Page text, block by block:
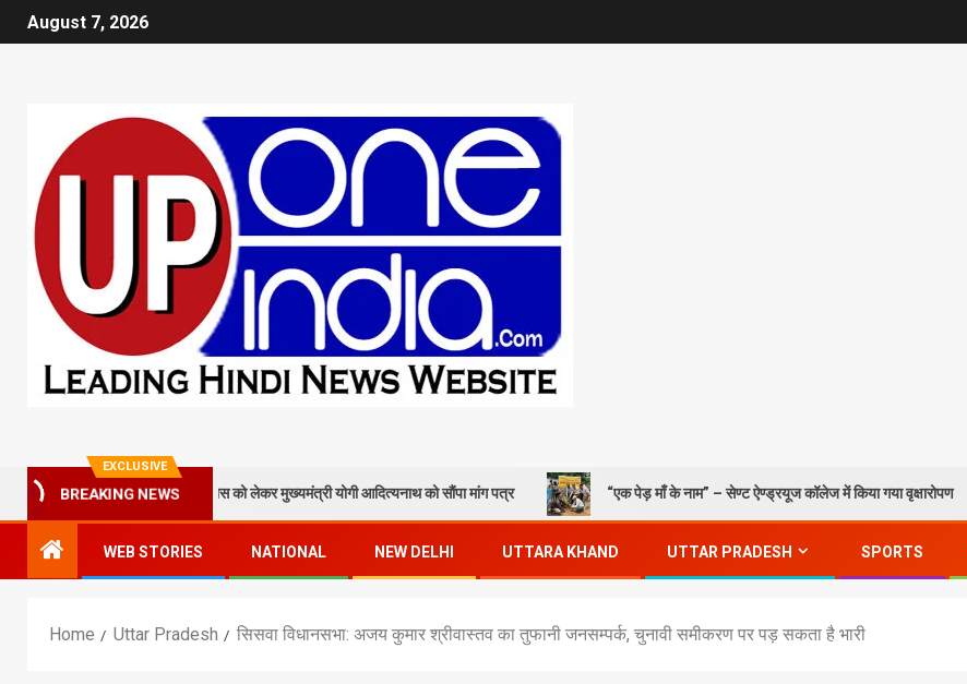
August 7, 2026
EXCLUSIVE
BREAKING NEWS
पाठक ने टेकुआटार के विकास को लेकर मुख्यमंत्री योगी आदित्यनाथ को सौंपा मांग पत्र “एक पेड़ माँ के नाम” – सेण्ट ऐण्ड्रयूज कॉलेज में किया गया वृक्षारोपण
WEB STORIES NATIONAL NEW DELHI UTTARA KHAND UTTAR PRADESH SPORTS
Home Uttar Pradesh सिसवा विधानसभा: अजय कुमार श्रीवास्तव का तुफानी जनसम्पर्क, चुनावी समीकरण पर पड़ सकता है भारी